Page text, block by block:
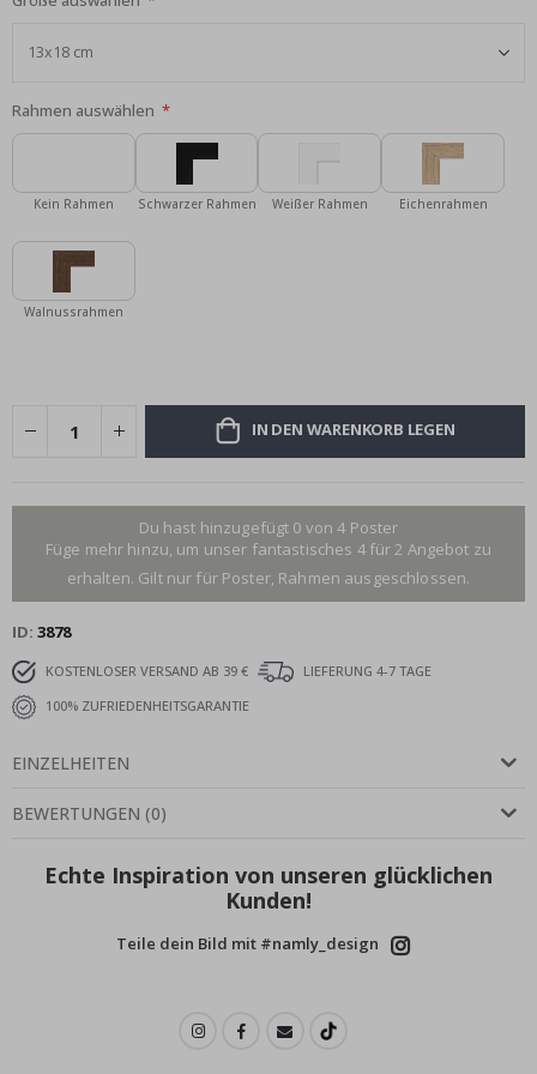
Rahmen auswählen
Kein Rahmen Schwarzer Rahmen Weißer Rahmen Eichenrahmen
Walnussrahmen
IN DEN WARENKORB LEGEN
Du hast hinzugefügt 0 von 4 Poster
Füge mehr hinzu, um unser fantastisches 4 für 2 Angebot zu
erhalten. Gilt nur für Poster, Rahmen ausgeschlossen.
ID 3878
KOSTENLOSER VERSAND AB 39 €
LIEFERUNG 4-7 TAGE
100% ZUFRIEDENHEITSGARANTIE
EINZELHEITEN
BEWERTUNGEN (0)
Echte Inspiration von unseren glücklichen
Kunden!
Teile dein Bild mit #namly_design